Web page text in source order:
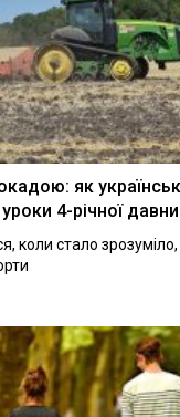
як
4-річної
коли стало